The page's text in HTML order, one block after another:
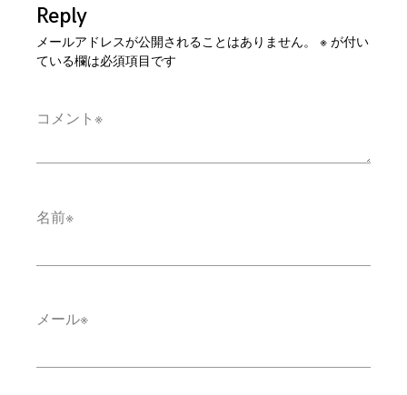
Reply
メールアドレスが公開されることはありません。 ※ が付い
ている欄は必須項目です
コメント ※
名前※
メール※